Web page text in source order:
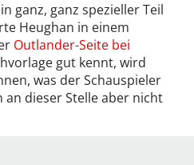
ganz, ganz spezieller Teil
Heughan in einem
Outlander-Seite bei
gut kennt, wird
was der Schauspieler
dieser Stelle aber nicht